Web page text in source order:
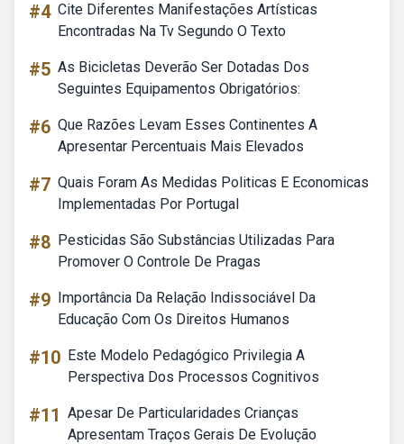
#4 Cite Diferentes Manifestações Artísticas
Encontradas Na Tv Segundo O Texto
#5 As Bicicletas Deverão Ser Dotadas Dos
Seguintes Equipamentos Obrigatórios:
#6 Que Razões Levam Esses Continentes A
Apresentar Percentuais Mais Elevados
#7 Quais Foram As Medidas Politicas E Economicas
Implementadas Por Portugal
#8 Pesticidas São Substâncias Utilizadas Para
Promover O Controle De Pragas
#9 Importância Da Relação Indissociável Da
Educação Com Os Direitos Humanos
#10 Este Modelo Pedagógico Privilegia A
Perspectiva Dos Processos Cognitivos
#11 Apesar De Particularidades Crianças
Apresentam Traços Gerais De Evolução